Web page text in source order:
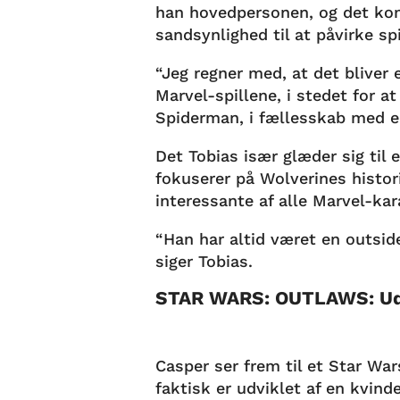
han hovedpersonen, og det
sandsynlighed til at påvirke
“Jeg regner med, at det bliver
Marvel-spillene, i stedet for
Spiderman, i fællesskab med
Det Tobias især glæder sig til
fokuserer på Wolverines
interessante af alle Marvel-
“Han har altid været en
siger Tobias.
STAR WARS: OUTLAWS:
Casper ser frem til et Star
faktisk er udviklet af en